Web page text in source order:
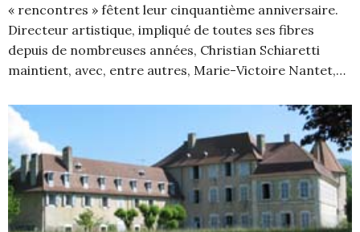
« rencontres » fêtent leur cinquantième anniversaire.
Directeur artistique, impliqué de toutes ses fibres
depuis de nombreuses années, Christian Schiaretti
maintient, avec, entre autres, Marie-Victoire Nantet,…